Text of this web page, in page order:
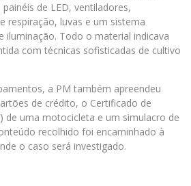
de LED, ventiladores,
respiração, luvas e um sistema
iluminação. Todo o material indicava
com técnicas sofisticadas de cultivo
a PM também apreendeu
de crédito, o Certificado de
de uma motocicleta e um simulacro de
recolhido foi encaminhado à
o caso será investigado.